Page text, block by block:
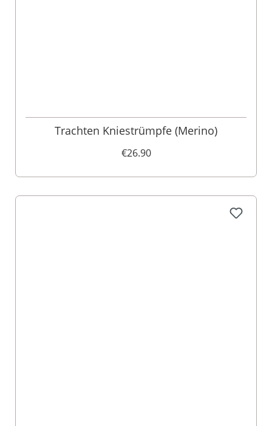
Trachten Kniestrümpfe (Merino)
€26.90